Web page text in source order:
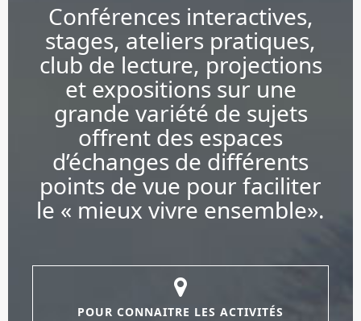
Conférences interactives,
stages, ateliers pratiques,
club de lecture, projections
et expositions sur une
grande variété de sujets
offrent des espaces
d’échanges de différents
points de vue pour faciliter
le « mieux vivre ensemble».
POUR CONNAITRE LES ACTIVITÉS